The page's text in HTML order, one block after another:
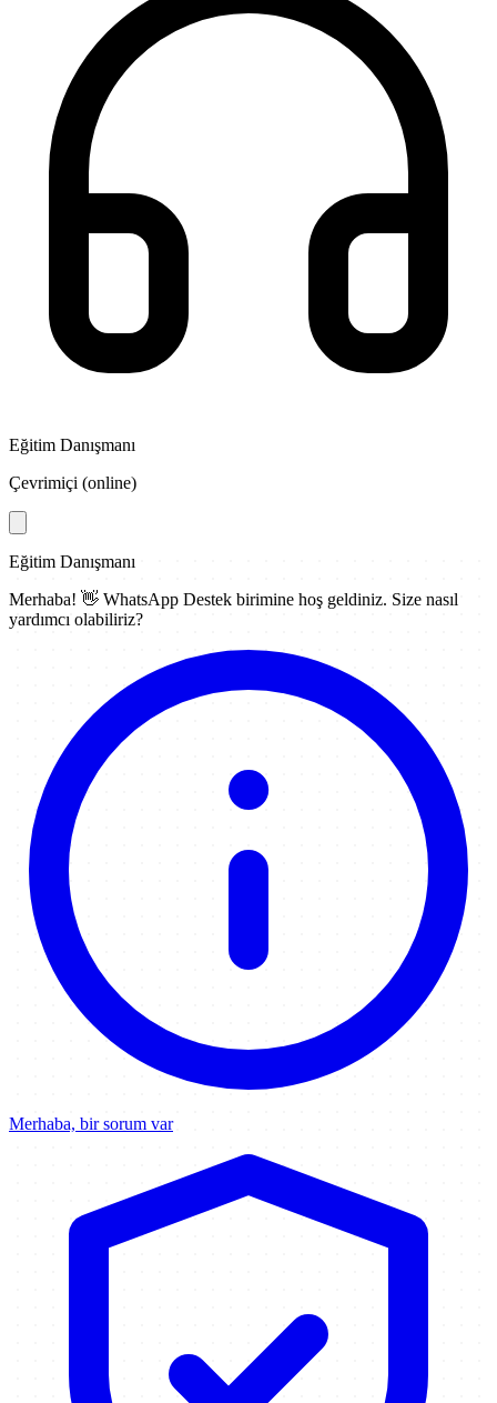
Eğitim Danışmanı
Çevrimiçi (online)
Eğitim Danışmanı
Merhaba! 👋 WhatsApp Destek birimine hoş geldiniz. Size nasıl
yardımcı olabiliriz?
Merhaba, bir sorum var